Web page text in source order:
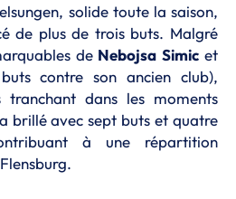
solide toute la saison,
de plus de trois buts. Malgré
de Nebojsa Simic et
contre son ancien club),
tranchant dans les moments
brillé avec sept buts et quatre
à une répartition